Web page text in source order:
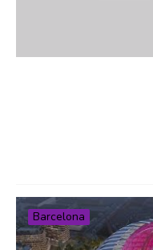
Barcelona